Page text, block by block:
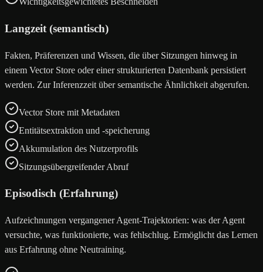
Langzeit (semantisch)
Fakten, Präferenzen und Wissen, die über Sitzungen hinweg in
einem Vector Store oder einer strukturierten Datenbank persistiert
werden. Zur Inferenzzeit über semantische Ähnlichkeit abgerufen.
Vector Store mit Metadaten
Entitätsextraktion und -speicherung
Akkumulation des Nutzerprofils
Sitzungsübergreifender Abruf
Episodisch (Erfahrung)
Aufzeichnungen vergangener Agent-Trajektorien: was der Agent
versuchte, was funktionierte, was fehlschlug. Ermöglicht das Lernen
aus Erfahrung ohne Neutraining.